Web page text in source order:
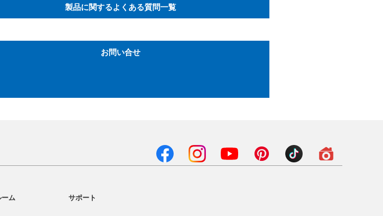
製品に関するよくある質問一覧
お問い合せ
ム サポート